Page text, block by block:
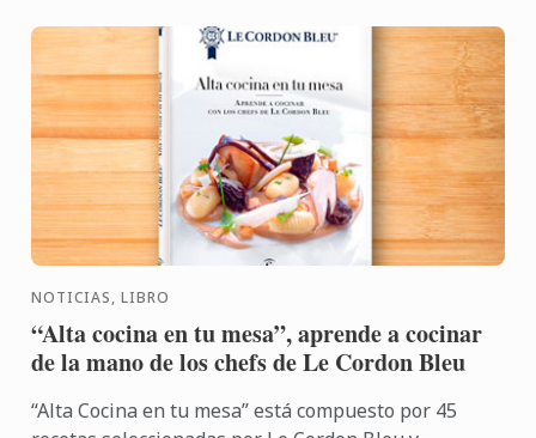
NOTICIAS, LIBRO
“Alta cocina en tu mesa”, aprende a cocinar
de la mano de los chefs de Le Cordon Bleu
“Alta Cocina en tu mesa” está compuesto por 45